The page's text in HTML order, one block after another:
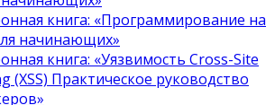
книга: «Программирование на
начинающих»
книга: «Уязвимость Cross-Site
(XSS) Практическое руководство